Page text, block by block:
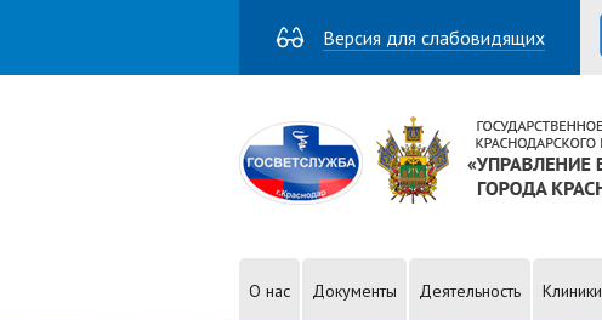
Версия для слабовидящих
О нас Документы Деятельность Клиники